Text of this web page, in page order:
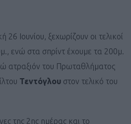
Ιουνίου, ξεχωρίζουν οι τελικοί
ενώ στα σπρίντ έχουμε τα 200μ.
ατραξιόν του Πρωταθλήματος
Τεντόγλου στον τελικό του
της 2ης ημέρας και το